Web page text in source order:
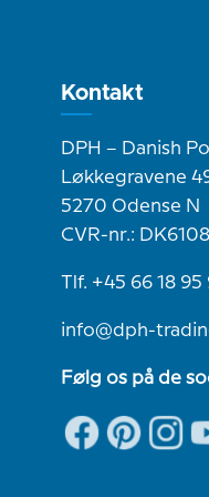
Kontakt
DPH – Danish
Løkkegravene
5270 Odense N
CVR-nr.:
Tlf. +45 66 18 95
info@dph-
Følg os på de